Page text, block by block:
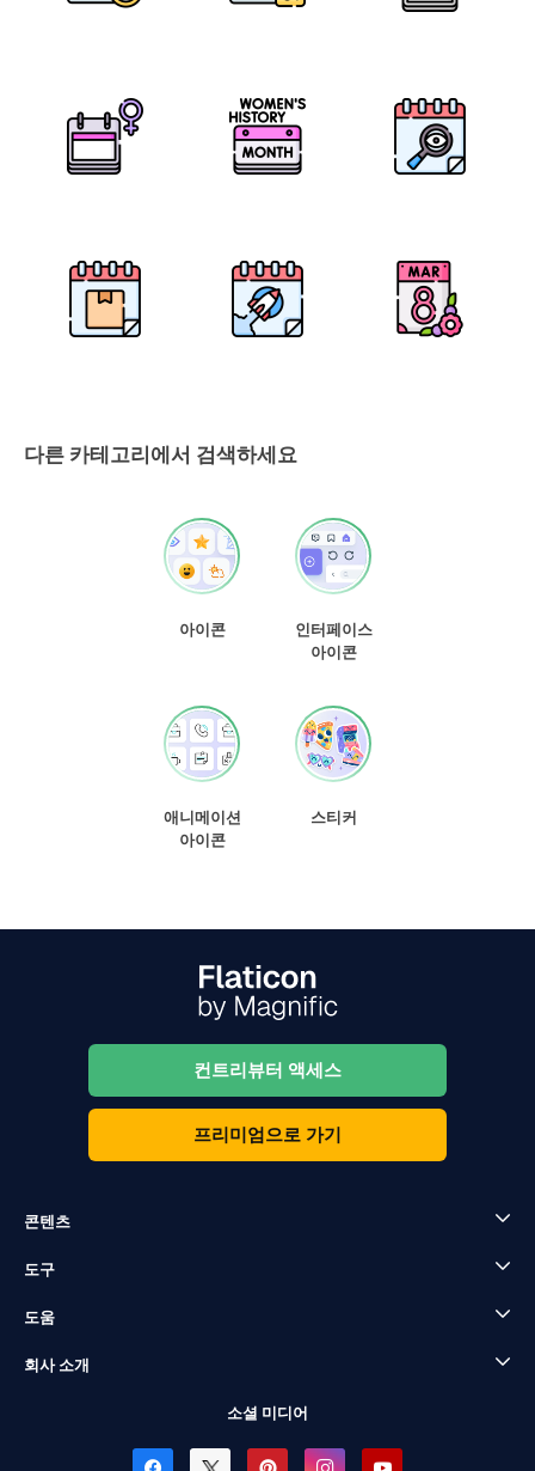
다른 카테고리에서 검색하세요
아이콘
인터페이스
아이콘
애니메이션
아이콘
스티커
컨트리뷰터 액세스
프리미엄으로 가기
콘텐츠
도구
도움
회사 소개
소셜 미디어